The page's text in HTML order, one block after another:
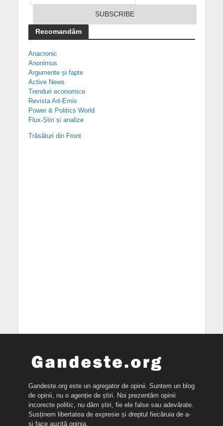
Recomandăm
Anacronic
Anonimus
Argumente și fapte
Active News
Trenduri economice
Revista Art-Emis
Power & Politics World
Flux-Știri și analize
Trăsături din Front
Gandeste.org este un agregator de opinii. Suntem un blog
de opinii, nu o agenție de știri. Noi prezentăm opinii
incorecte politic, nu dăm știri, fie ele false sau adevărate.
Susținem libertatea de expresie și dreptul fiecăruia de a-
și face auzită opinia.